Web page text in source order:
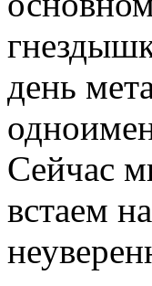
день
Сейчас
встаем